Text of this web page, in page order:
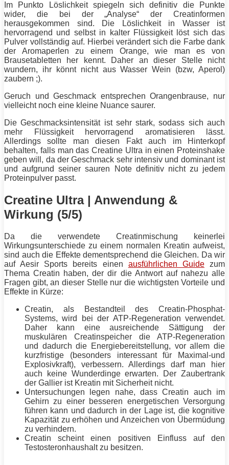
Im Punkto Löslichkeit spiegeln sich definitiv die Punkte
wider, die bei der „Analyse“ der Creatinformen
herausgekommen sind. Die Löslichkeit in Wasser ist
hervorragend und selbst in kalter Flüssigkeit löst sich das
Pulver vollständig auf. Hierbei verändert sich die Farbe dank
der Aromaperlen zu einem Orange, wie man es von
Brausetabletten her kennt. Daher an dieser Stelle nicht
wundern, ihr könnt nicht aus Wasser Wein (bzw, Aperol)
zaubern ;).
Geruch und Geschmack entsprechen Orangenbrause, nur
vielleicht noch eine kleine Nuance saurer.
Die Geschmacksintensität ist sehr stark, sodass sich auch
mehr Flüssigkeit hervorragend aromatisieren lässt.
Allerdings sollte man diesen Fakt auch im Hinterkopf
behalten, falls man das Creatine Ultra in einen Proteinshake
geben will, da der Geschmack sehr intensiv und dominant ist
und aufgrund seiner sauren Note definitiv nicht zu jedem
Proteinpulver passt.
Creatine Ultra | Anwendung &
Wirkung (5/5)
Da die verwendete Creatinmischung keinerlei
Wirkungsunterschiede zu einem normalen Kreatin aufweist,
sind auch die Effekte dementsprechend die Gleichen. Da wir
auf Aesir Sports bereits einen ausführlichen Guidezum
Thema Creatin haben, der dir die Antwort auf nahezu alle
Fragen gibt, an dieser Stelle nur die wichtigsten Vorteile und
Effekte in Kürze:
Creatin, als Bestandteil des Creatin-Phosphat-
Systems, wird bei der ATP-Regeneration verwendet.
Daher kann eine ausreichende Sättigung der
muskulären Creatinspeicher die ATP-Regeneration
und dadurch die Energiebereitstellung, vor allem die
kurzfristige (besonders interessant für Maximal-und
Explosivkraft), verbessern. Allerdings darf man hier
auch keine Wunderdinge erwarten. Der Zaubertrank
der Gallier ist Kreatin mit Sicherheit nicht.
Untersuchungen legen nahe, dass Creatin auch im
Gehirn zu einer besseren energetischen Versorgung
führen kann und dadurch in der Lage ist, die kognitive
Kapazität zu erhöhen und Anzeichen von Übermüdung
zu verhindern.
Creatin scheint einen positiven Einfluss auf den
Testosteronhaushalt zu besitzen.